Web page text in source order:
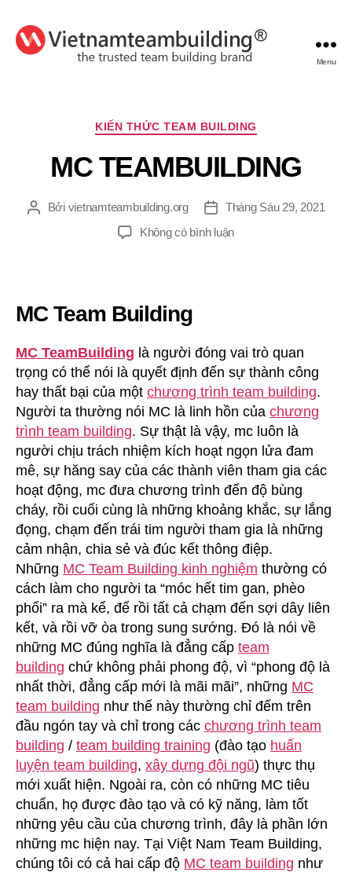
Menu
Chuyên
KIẾN THỨC TEAM BUILDING
MC TEAMBUILDING
TácBởi vietnamteambuilding.org
Ngày
đăng
Tháng Sáu 29, 2021
Không có bình luậnở
MC Team Building
MC TeamBuilding là người đóng vai trò quan
trọng có thể nói là quyết định đến sự thành công
hay thất bại của một chương trình team building.
Người ta thường nói MC là linh hồn của chương
trình team building. Sự thật là vậy, mc luôn là
người chịu trách nhiệm kích hoạt ngọn lửa đam
mê, sự hăng say của các thành viên tham gia các
hoạt động, mc đưa chương trình đến độ bùng
cháy, rồi cuối cùng là những khoảng khắc, sự lắng
đọng, chạm đến trái tim người tham gia là những
cảm nhận, chia sẻ và đúc kết thông điệp.
Những MC Team Building kinh nghiệm thường có
cách làm cho người ta “móc hết tim gan, phèo
phổi” ra mà kể, để rồi tất cả chạm đến sợi dây liên
kết, và rồi vỡ òa trong sung sướng. Đó là nói về
những MC đúng nghĩa là đẳng cấp team
building chứ không phải phong độ, vì “phong độ là
nhất thời, đẳng cấp mới là mãi mãi”, những MC
team building như thế này thường chỉ đếm trên
đầu ngón tay và chỉ trong các chương trình team
building / team building training (đào tạo huấn
luyện team building, xây dựng đội ngũ) thực thụ
mới xuất hiện. Ngoài ra, còn có những MC tiêu
chuẩn, họ được đào tạo và có kỹ năng, làm tốt
những yêu cầu của chương trình, đây là phần lớn
những mc hiện nay. Tại Việt Nam Team Building,
chúng tôi có cả hai cấp độ MC team building như